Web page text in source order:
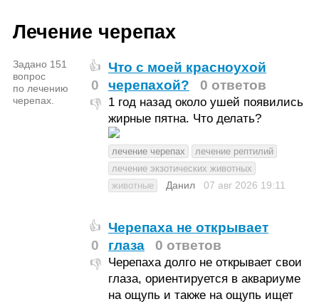
Лечение черепах
Задано 151
вопрос
по лечению
черепах.
👍
0
👎
Что с моей красноухой
черепахой?
0 ответов
1 год назад около ушей появились
жирные пятна. Что делать?
лечение черепах
лечение рептилий
лечение экзотических животных
животные
Данил 07 авг 2026 19:11
👍
0
👎
Черепаха не открывает
глаза
0 ответов
Черепаха долго не открывает свои
глаза, ориентируется в аквариуме
на ощупь и также на ощупь ищет